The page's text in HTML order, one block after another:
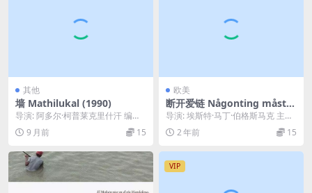
其他
墙 Mathilukal (1990)
导演: 阿多尔·柯普莱克里什汗 编
剧: Vaikom Muhammad Bash...
9 月前 15
欧美
断开爱链 Någonting måste
gå sönder (2014)
导演: 埃斯特·马丁·伯格斯马克 主
演: Iggy Malmborg 类型: 剧...
2 年前 15
VIP